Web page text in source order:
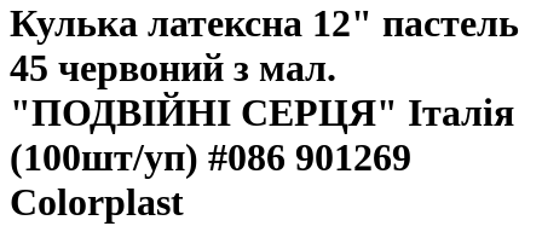
Кулька латексна 12" пастель
45 червоний з мал.
"ПОДВІЙНІ СЕРЦЯ" Італія
(100шт/уп) #086 901269
Colorplast